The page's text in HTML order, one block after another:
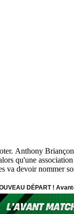
Anthony
qu'une
va devoir nommer